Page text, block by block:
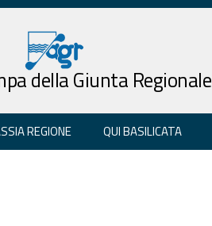
della Giunta Regionale
REGIONE QUI BASILICATA